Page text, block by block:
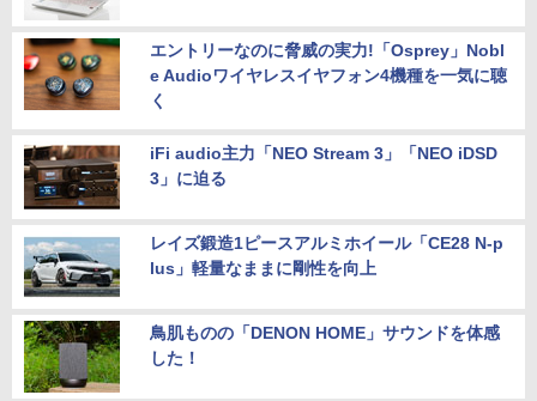
エントリーなのに脅威の実力!「Osprey」Nobl
e Audioワイヤレスイヤフォン4機種を一気に聴
く
iFi audio主力「NEO Stream 3」「NEO iDSD
3」に迫る
レイズ鍛造1ピースアルミホイール「CE28 N-p
lus」軽量なままに剛性を向上
鳥肌ものの「DENON HOME」サウンドを体感
した！